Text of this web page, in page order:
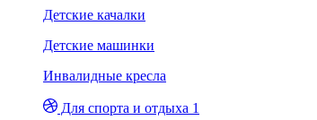
Детские качалки
Детские машинки
Инвалидные кресла
Для спорта и отдыха 1